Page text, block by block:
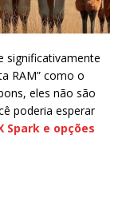
significativamente
RAM” como o
eles não são
poderia esperar
Spark e opções